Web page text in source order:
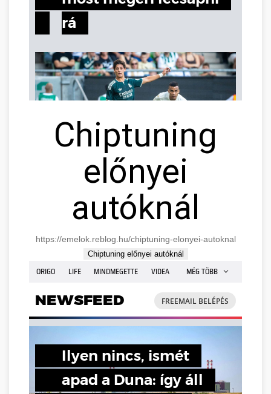
Chiptuning
előnyei
autóknál
https://emelok.reblog.hu/chiptuning-elonyei-autoknal
Chiptuning előnyei autóknál